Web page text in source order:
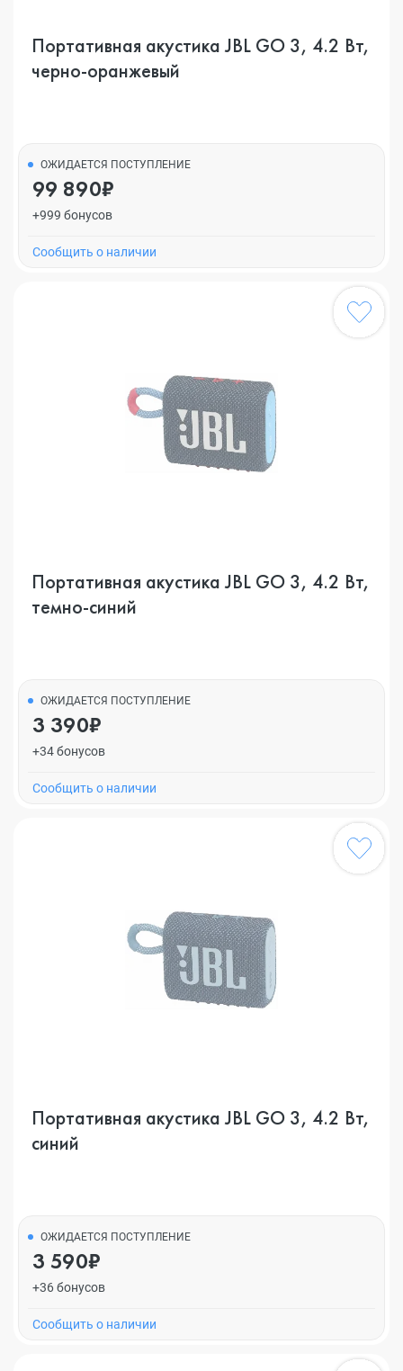
Портативная акустика JBL GO 3, 4.2 Вт,
черно-оранжевый
ОЖИДАЕТСЯ ПОСТУПЛЕНИЕ
99 890₽
+999 бонусов
Cообщить о наличии
Портативная акустика JBL GO 3, 4.2 Вт,
темно-синий
ОЖИДАЕТСЯ ПОСТУПЛЕНИЕ
3 390₽
+34 бонусов
Cообщить о наличии
Портативная акустика JBL GO 3, 4.2 Вт,
синий
ОЖИДАЕТСЯ ПОСТУПЛЕНИЕ
3 590₽
+36 бонусов
Cообщить о наличии